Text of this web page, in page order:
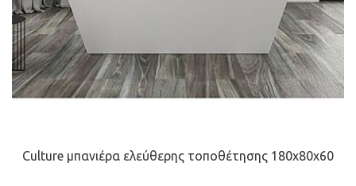
Culture μπανιέρα ελεύθερης τοποθέτησης 180x80x60